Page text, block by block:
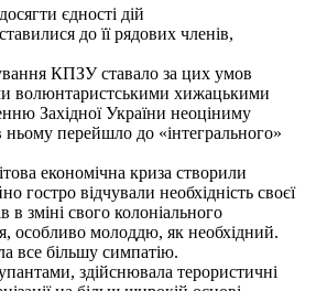
єдності дій
до її рядових членів,
КПЗУ ставало за цих умов
волюнтаристськими хижацькими
Західної України неоціниму
ньому перейшло до «інтегрального»
економічна криза створили
гостро відчували необхідність своєї
зміні свого колоніального
особливо молоддю, як необхідний.
все більшу симпатію.
здійснювала терористичні